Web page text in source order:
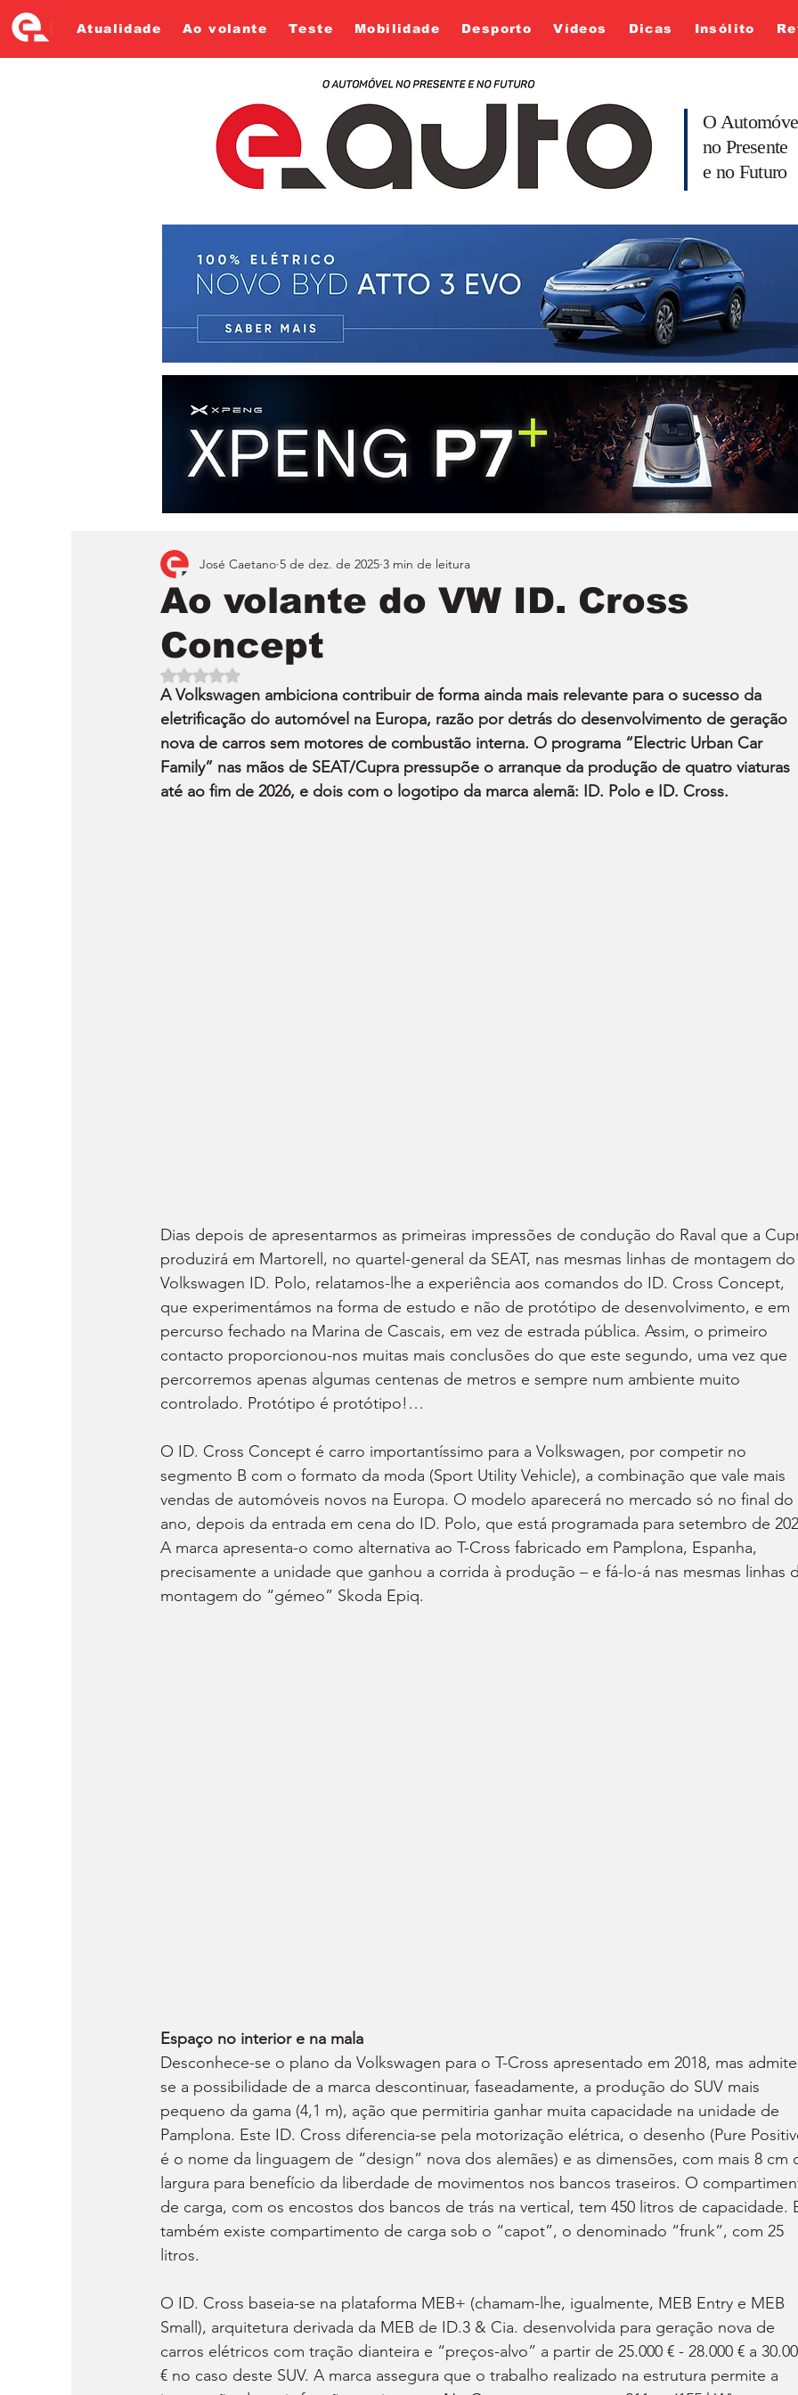
Atualidade Ao volante Teste Mobilidade Desporto Vídeos Dicas Insólito
O
no Presente
e no Futuro
Ao volante do VW ID. Cross
Concept
José Caetano 5 de dez. de 2025 3 min de leitura
Avaliado com NaN de 5 estrelas.
A Volkswagen ambiciona contribuir de forma ainda mais relevante para o sucesso da
eletrificação do automóvel na Europa, razão por detrás do desenvolvimento de geração
nova de carros sem motores de combustão interna. O programa “Electric Urban Car
Family” nas mãos de SEAT/Cupra pressupõe o arranque da produção de quatro viaturas
até ao fim de 2026, e dois com o logotipo da marca alemã: ID. Polo e ID. Cross.
Dias depois de apresentarmos as primeiras impressões de condução do Raval que a
produzirá em Martorell, no quartel-general da SEAT, nas mesmas linhas de montagem do
Volkswagen ID. Polo, relatamos-lhe a experiência aos comandos do ID. Cross Concept,
que experimentámos na forma de estudo e não de protótipo de desenvolvimento, e em
percurso fechado na Marina de Cascais, em vez de estrada pública. Assim, o primeiro
contacto proporcionou-nos muitas mais conclusões do que este segundo, uma vez que
percorremos apenas algumas centenas de metros e sempre num ambiente muito
controlado. Protótipo é protótipo!…
O ID. Cross Concept é carro importantíssimo para a Volkswagen, por competir no
segmento B com o formato da moda (Sport Utility Vehicle), a combinação que vale mais
vendas de automóveis novos na Europa. O modelo aparecerá no mercado só no final do
ano, depois da entrada em cena do ID. Polo, que está programada para setembro de
A marca apresenta-o como alternativa ao T-Cross fabricado em Pamplona, Espanha,
precisamente a unidade que ganhou a corrida à produção – e fá-lo-á nas mesmas linhas
montagem do “gémeo” Skoda Epiq.
Espaço no interior e na mala
Desconhece-se o plano da Volkswagen para o T-Cross apresentado em 2018, mas
se a possibilidade de a marca descontinuar, faseadamente, a produção do SUV mais
pequeno da gama (4,1 m), ação que permitiria ganhar muita capacidade na unidade de
Pamplona. Este ID. Cross diferencia-se pela motorização elétrica, o desenho (Pure
é o nome da linguagem de “design” nova dos alemães) e as dimensões, com mais 8 cm
largura para benefício da liberdade de movimentos nos bancos traseiros. O
de carga, com os encostos dos bancos de trás na vertical, tem 450 litros de capacidade.
também existe compartimento de carga sob o “capot”, o denominado “frunk”, com 25
litros.
O ID. Cross baseia-se na plataforma MEB+ (chamam-lhe, igualmente, MEB Entry e MEB
Small), arquitetura derivada da MEB de ID.3 & Cia. desenvolvida para geração nova de
carros elétricos com tração dianteira e “preços-alvo” a partir de 25.000 € - 28.000 € a
€ no caso deste SUV. A marca assegura que o trabalho realizado na estrutura permite a